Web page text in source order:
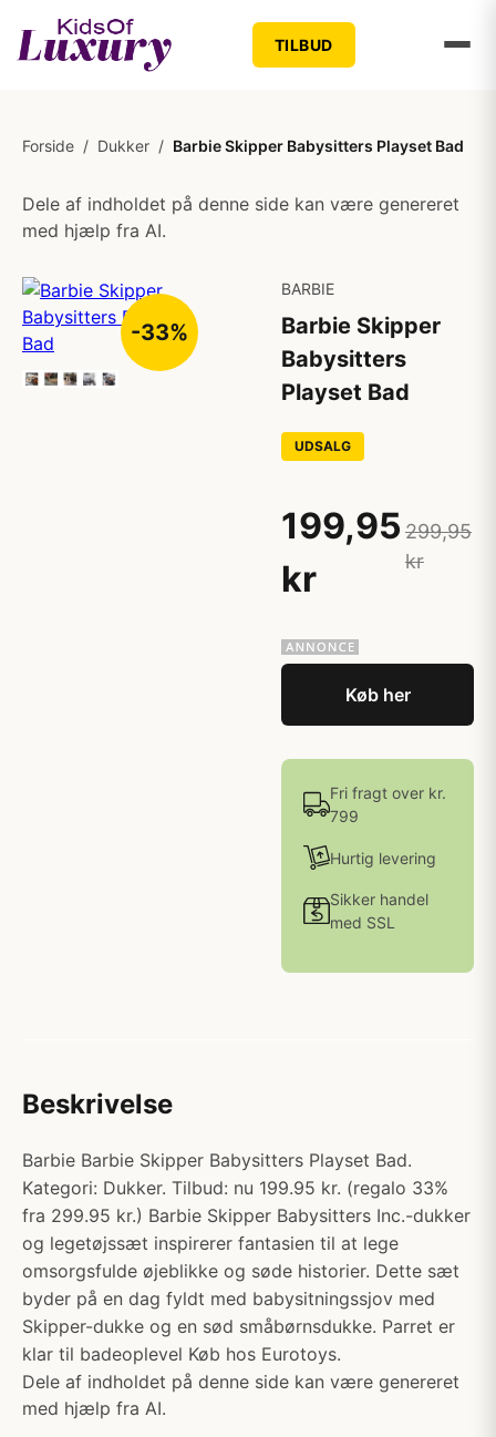
TILBUD
Forside / Dukker / Barbie Skipper Babysitters Playset Bad
Dele af indholdet på denne side kan være genereret
med hjælp fra AI.
-33%
BARBIE
Barbie Skipper
Babysitters
Playset Bad
UDSALG
199,95
kr
299,95
kr
Køb her
Fri fragt over kr.
799
Hurtig levering
Sikker handel
med SSL
Beskrivelse
Barbie Barbie Skipper Babysitters Playset Bad.
Kategori: Dukker. Tilbud: nu 199.95 kr. (regalo 33%
fra 299.95 kr.) Barbie Skipper Babysitters Inc.-dukker
og legetøjssæt inspirerer fantasien til at lege
omsorgsfulde øjeblikke og søde historier. Dette sæt
byder på en dag fyldt med babysitningssjov med
Skipper-dukke og en sød småbørnsdukke. Parret er
klar til badeoplevel Køb hos Eurotoys.
Dele af indholdet på denne side kan være genereret
med hjælp fra AI.